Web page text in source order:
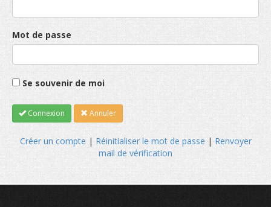
Mot de passe
Se souvenir de moi
Connexion Annuler
Créer un compte | Réinitialiser le mot de passe | Renvoyer
mail de vérification